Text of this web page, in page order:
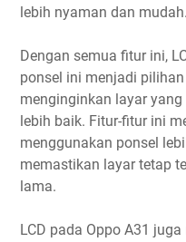
lebih nyaman dan mudah.
Dengan semua fitur ini,
ponsel ini menjadi
menginginkan layar
lebih baik. Fitur-fitur ini
menggunakan ponsel
memastikan layar tetap
lama.
LCD pada Oppo A31